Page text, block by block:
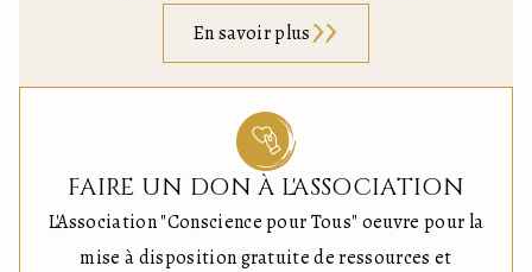
En savoir plus
FAIRE UN DON À L'ASSOCIATION
L'Association "Conscience pour Tous" oeuvre pour la
mise à disposition gratuite de ressources et